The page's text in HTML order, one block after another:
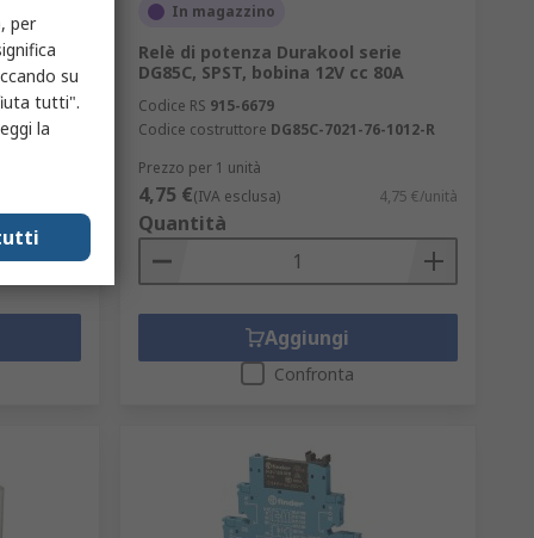
10A
(TY)
In magazzino
Relè di potenza Durakool serie
DG85C, SPST, bobina 12V cc 80A
Codice RS 915-6679
Codice costruttore DG85C-7021-76-1012-R
Prezzo per 1 unità
4,75 €(IVA esclusa) 4,75 €/unità
Quantità
Aggiungi
Confronta
per
su
tutti".
la